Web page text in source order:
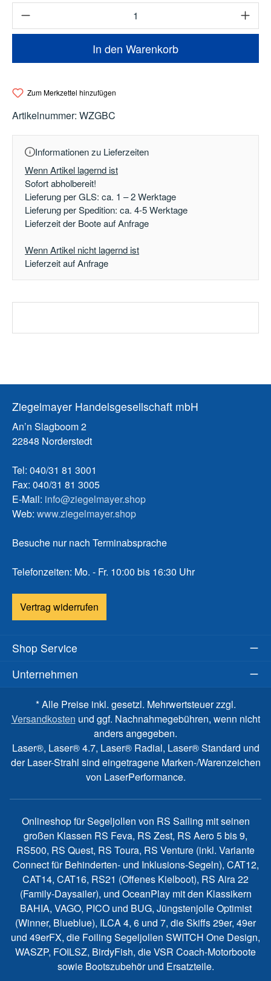
Produkt Anzahl: Gib den gewünschten
In den Warenkorb
Zum Merkzettel hinzufügen
Artikelnummer: WZGBC
Informationen zu Lieferzeiten
Wenn Artikel lagernd ist
Sofort abholbereit!
Lieferung per GLS: ca. 1 – 2 Werktage
Lieferung per Spedition: ca. 4-5 Werktage
Lieferzeit der Boote auf Anfrage
Wenn Artikel nicht lagernd ist
Lieferzeit auf Anfrage
Ziegelmayer Handelsgesellschaft mbH
An’n Slagboom 2
22848 Norderstedt
Tel: 040/31 81 3001
Fax: 040/31 81 3005
E-Mail: info@ziegelmayer.shop
Web: www.ziegelmayer.shop
Besuche nur nach Terminabsprache
Telefonzeiten: Mo. - Fr. 10:00 bis 16:30 Uhr
Vertrag widerrufen
Shop Service
Unternehmen
* Alle Preise inkl. gesetzl. Mehrwertsteuer zzgl.
Versandkosten und ggf. Nachnahmegebühren, wenn nicht
anders angegeben.
Laser®, Laser® 4.7, Laser® Radial, Laser® Standard und
der Laser-Strahl sind eingetragene Marken-/Warenzeichen
von LaserPerformance.
Onlineshop für Segeljollen von RS Sailing mit seinen
großen Klassen RS Feva, RS Zest, RS Aero 5 bis 9,
RS500, RS Quest, RS Toura, RS Venture (inkl. Variante
Connect für Behinderten- und Inklusions-Segeln), CAT12,
CAT14, CAT16, RS21 (Offenes Kielboot), RS Aira 22
(Family-Daysailer), und OceanPlay mit den Klassikern
BAHIA, VAGO, PICO und BUG, Jüngstenjolle Optimist
(Winner, Blueblue), ILCA 4, 6 und 7, die Skiffs 29er, 49er
und 49erFX, die Foiling Segeljollen SWITCH One Design,
WASZP, FOILSZ, BirdyFish, die VSR Coach-Motorboote
sowie Bootszubehör und Ersatzteile.